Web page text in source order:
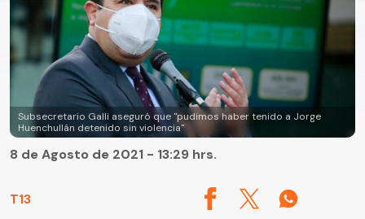
Subsecretario Galli aseguró que "pudimos haber tenido a Jorge
Huenchullán detenido sin violencia"
T13
8 de Agosto de 2021 - 13:29 hrs.